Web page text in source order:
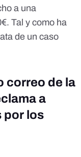
a una
Tal y como ha
de un caso
correo de la
a
por los